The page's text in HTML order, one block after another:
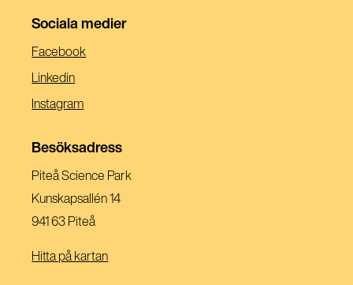
Sociala medier
Facebook(Öppnas
Linkedin(Öppnas
Nytt
Instagram(Öppnas
Ett
Besöksadress
Piteå Science Park
Kunskapsallén 14
941 63 Piteå
Hitta på kartan